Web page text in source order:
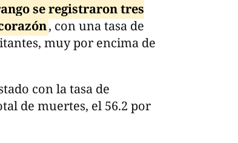
se registraron tres
, con una tasa de
muy por encima de
con la tasa de
de muertes, el 56.2 por